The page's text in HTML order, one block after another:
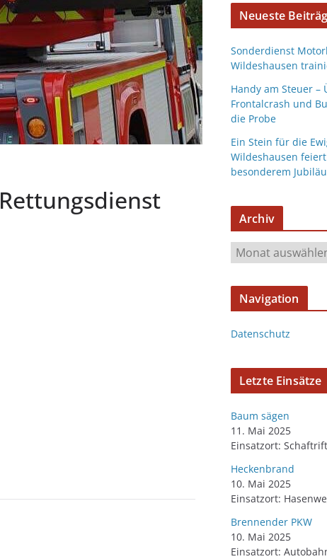
Neueste
Sonderdienst
Wildeshausen
Handy am Steuer –
Frontalcrash und
die Probe
Ein Stein für die
Wildeshausen
besonderem
Archiv
Navigation
Datenschutz
Letzte Einsätze
Baum sägen
11. Mai 2025
Einsatzort: Schaftrift
Heckenbrand
10. Mai 2025
Einsatzort:
Brennender PKW
10. Mai 2025
Einsatzort: